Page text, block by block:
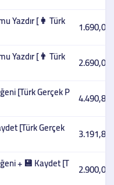
Yazdır [👩 Türk 1.690,00
Yazdır [👨 Türk 2.690,00
[Türk Gerçek P 4.490,85
[Türk Gerçek 3.191,85
+ 💾 Kaydet [T 2.900,00